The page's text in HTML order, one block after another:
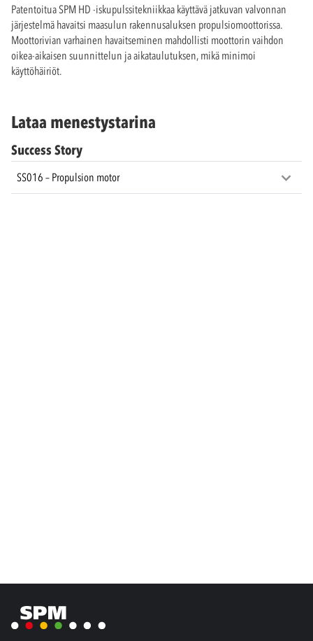
Patentoitua SPM HD -iskupulssitekniikkaa käyttävä jatkuvan valvonnan
järjestelmä havaitsi maasulun rakennusaluksen propulsiomoottorissa.
Moottorivian varhainen havaitseminen mahdollisti moottorin vaihdon
oikea-aikaisen suunnittelun ja aikataulutuksen, mikä minimoi
käyttöhäiriöt.
Lataa menestystarina
Success Story
SS016 – Propulsion motor